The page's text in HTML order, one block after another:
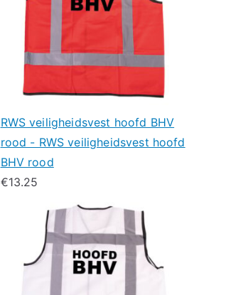
RWS veiligheidsvest hoofd BHV
rood - RWS veiligheidsvest hoofd
BHV rood
€13.25